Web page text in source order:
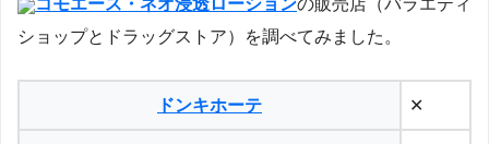
コモエース・ネオ浸透ローションの販売店（バラエティ
ショップとドラッグストア）を調べてみました。
ドンキホーテ ✕